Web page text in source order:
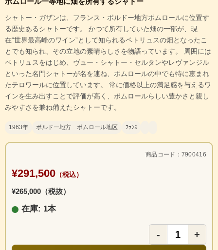
シャトー・ガザンは、フランス・ボルドー地方ポムロールに位置す
る歴史あるシャトーです。 かつて所有していた畑の一部が、現
在“世界最高峰のワイン”として知られるペトリュスの畑となったこ
とでも知られ、その立地の素晴らしさを物語っています。 周囲には
ペトリュスをはじめ、ヴュー・シャトー・セルタンやレヴァンジル
といった名門シャトーが名を連ね、ポムロールの中でも特に恵まれ
たテロワールに位置しています。 常に価格以上の満足感を与えるワ
インを生み出すことで評価が高く、ポムロールらしい豊かさと親し
みやすさを兼ね備えたシャトーです。
1963年 ボルドー地方 ポムロール地区 ﾌﾗﾝｽ
商品コード：7900416
¥291,500 （税込）
¥265,000（税抜）
在庫: 1本
- +